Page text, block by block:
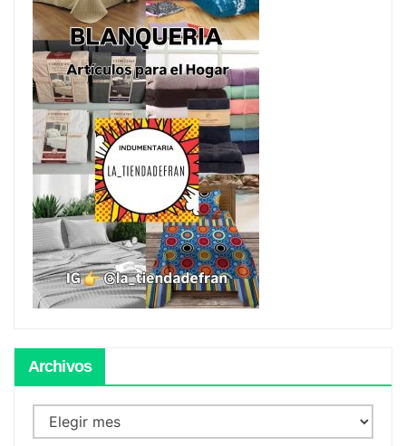
Archivos
Archivos